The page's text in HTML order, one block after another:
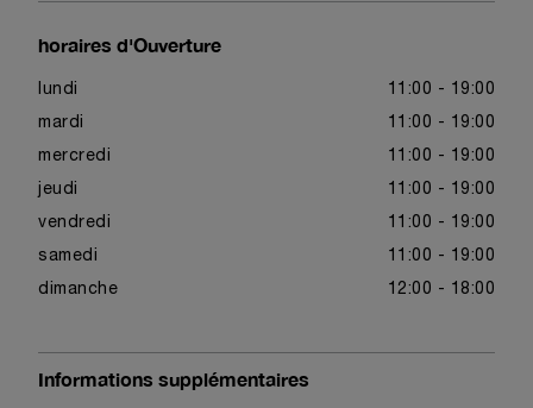
horaires d'Ouverture
lundi 11:00 - 19:00
mardi 11:00 - 19:00
mercredi 11:00 - 19:00
jeudi 11:00 - 19:00
vendredi 11:00 - 19:00
samedi 11:00 - 19:00
dimanche 12:00 - 18:00
Informations supplémentaires